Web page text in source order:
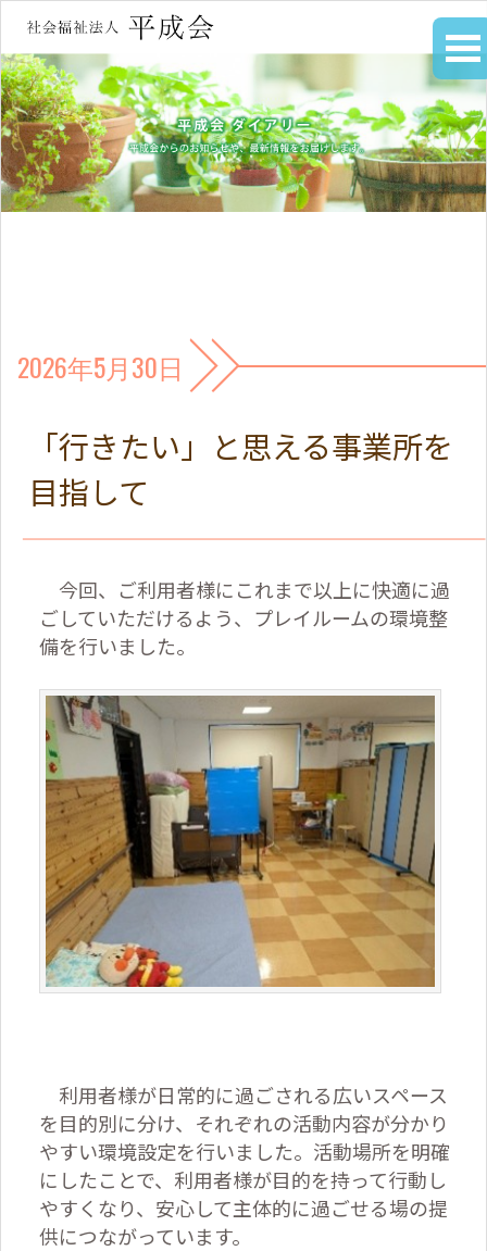
2026年5月30日
「行きたい」と思える事業所を
目指して
今回、ご利用者様にこれまで以上に快適に過
ごしていただけるよう、プレイルームの環境整
備を行いました。
利用者様が日常的に過ごされる広いスペース
を目的別に分け、それぞれの活動内容が分かり
やすい環境設定を行いました。活動場所を明確
にしたことで、利用者様が目的を持って行動し
やすくなり、安心して主体的に過ごせる場の提
供につながっています。